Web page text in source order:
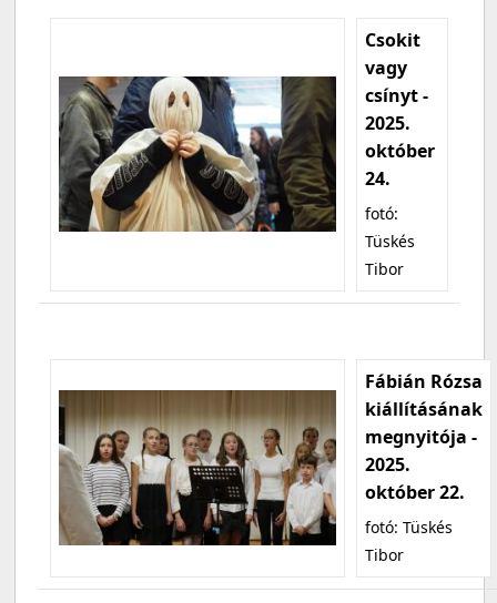
Csokit
vagy
csínyt -
2025.
október
24.
fotó:
Tüskés
Tibor
Fábián Rózsa
kiállításának
megnyitója -
2025.
október 22.
fotó: Tüskés
Tibor